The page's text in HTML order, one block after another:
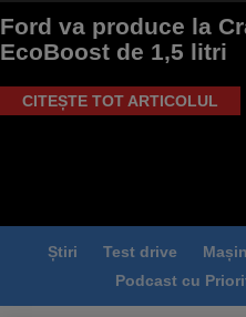
Ford va produce la
EcoBoost de 1,5 litri
CITEȘTE TOT ARTICOLUL
Știri Test drive
Podcast cu